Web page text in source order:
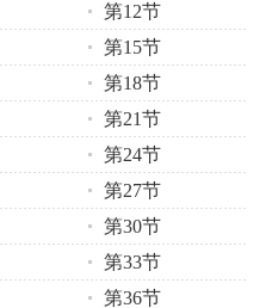
第12节
第15节
第18节
第21节
第24节
第27节
第30节
第33节
第36节